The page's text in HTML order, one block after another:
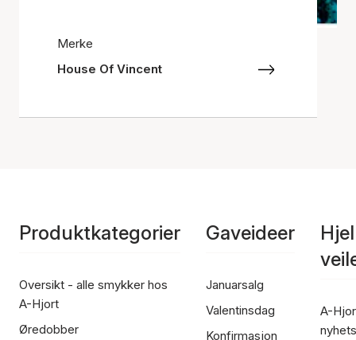
Merke
House Of Vincent
Produktkategorier
Oversikt - alle smykker hos
A-Hjort
Øredobber
Gaveideer
Januarsalg
Valentinsdag
Konfirmasjon
A-